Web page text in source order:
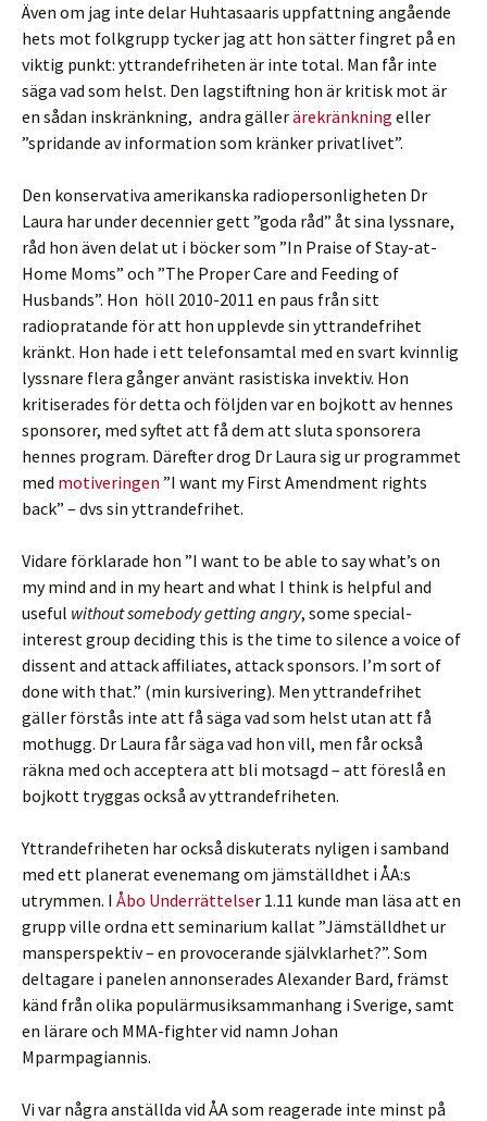
Även om jag inte delar Huhtasaaris uppfattning angående
hets mot folkgrupp tycker jag att hon sätter fingret på en
viktig punkt: yttrandefriheten är inte total. Man får inte
säga vad som helst. Den lagstiftning hon är kritisk mot är
en sådan inskränkning, andra gällerärekränkning eller
”spridande av information som kränker privatlivet”.
Den konservativa amerikanska radiopersonligheten Dr
Laura har under decennier gett ”goda råd” åt sina lyssnare,
råd hon även delat ut i böcker som ”In Praise of Stay-at-
Home Moms” och ”The Proper Care and Feeding of
Husbands”. Hon höll 2010-2011 en paus från sitt
radiopratande för att hon upplevde sin yttrandefrihet
kränkt. Hon hade i ett telefonsamtal med en svart kvinnlig
lyssnare flera gånger använt rasistiska invektiv. Hon
kritiserades för detta och följden var en bojkott av hennes
sponsorer, med syftet att få dem att sluta sponsorera
hennes program. Därefter drog Dr Laura sig ur programmet
med motiveringen ”I want my First Amendment rights
back” – dvs sin yttrandefrihet.
Vidare förklarade hon ”I want to be able to say what’s on
my mind and in my heart and what I think is helpful and
useful without somebody getting angry, some special-
interest group deciding this is the time to silence a voice of
dissent and attack affiliates, attack sponsors. I’m sort of
done with that.” (min kursivering). Men yttrandefrihet
gäller förstås inte att få säga vad som helst utan att få
mothugg. Dr Laura får säga vad hon vill, men får också
räkna med och acceptera att bli motsagd – att föreslå en
bojkott tryggas också av yttrandefriheten.
Yttrandefriheten har också diskuterats nyligen i samband
med ett planerat evenemang om jämställdhet i ÅA:s
utrymmen. I Åbo Underrättelser 1.11 kunde man läsa att en
grupp ville ordna ett seminarium kallat ”Jämställdhet ur
mansperspektiv – en provocerande självklarhet?”. Som
deltagare i panelen annonserades Alexander Bard, främst
känd från olika populärmusiksammanhang i Sverige, samt
en lärare och MMA-fighter vid namn Johan
Mparmpagiannis.
Vi var några anställda vid ÅA som reagerade inte minst på